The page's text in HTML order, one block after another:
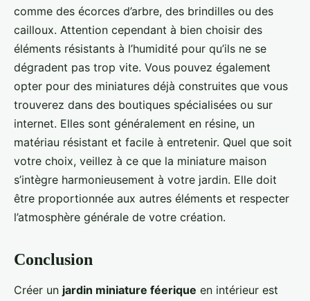
comme des écorces d’arbre, des brindilles ou des
cailloux. Attention cependant à bien choisir des
éléments résistants à l’humidité pour qu’ils ne se
dégradent pas trop vite. Vous pouvez également
opter pour des miniatures déjà construites que vous
trouverez dans des boutiques spécialisées ou sur
internet. Elles sont généralement en résine, un
matériau résistant et facile à entretenir. Quel que soit
votre choix, veillez à ce que la miniature maison
s’intègre harmonieusement à votre jardin. Elle doit
être proportionnée aux autres éléments et respecter
l’atmosphère générale de votre création.
Conclusion
Créer un jardin miniature féerique en intérieur est